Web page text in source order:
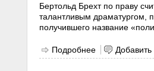
Бертольд Брехт по праву
талантливым драматургом,
получившего название
Подробнее о Брехт,